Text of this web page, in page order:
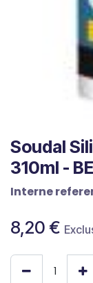
Soudal
310ml -
Interne
8,20 €